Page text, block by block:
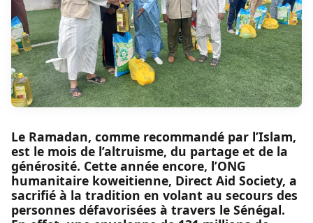
Le Ramadan, comme recommandé par l’Islam,
est le mois de l’altruisme, du partage et de la
générosité. Cette année encore, l’ONG
humanitaire koweitienne, Direct Aid Society, a
sacrifié à la tradition en volant au secours des
personnes défavorisées à travers le Sénégal.